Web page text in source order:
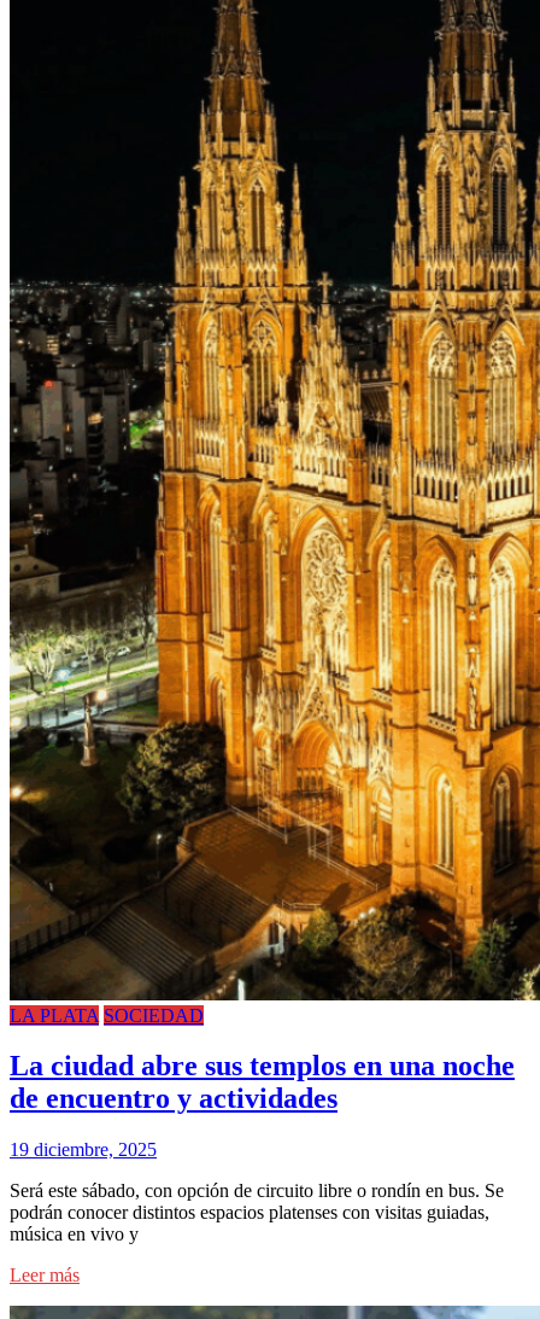
LA PLATA SOCIEDAD
La ciudad abre sus templos en una noche
de encuentro y actividades
19 diciembre, 2025
Será este sábado, con opción de circuito libre o rondín en bus. Se
podrán conocer distintos espacios platenses con visitas guiadas,
música en vivo y
Leer más